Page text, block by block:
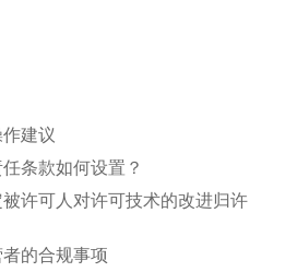
建议
条款如何设置？
许可人对许可技术的改进归许
的合规事项